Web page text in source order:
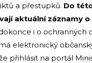
a přestupků. Do
aktuální záznamy
i o ochranných
elektronický
přihlásit na portál